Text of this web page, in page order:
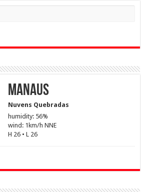
Manaus
Nuvens Quebradas
humidity: 56%
wind: 1km/h NNE
H 26 • L 26